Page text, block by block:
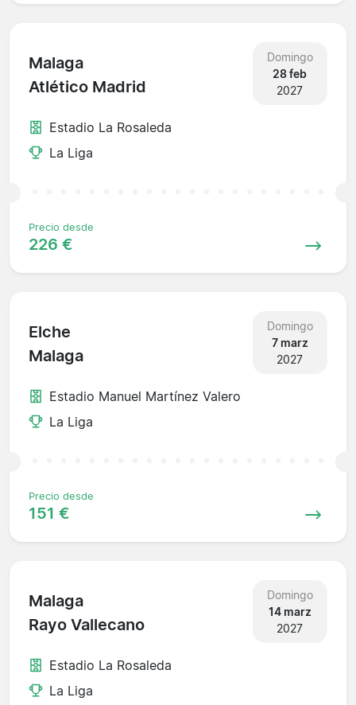
Malaga
Atlético Madrid
Domingo
28 feb
2027
Estadio La Rosaleda
La Liga
Precio desde
226 €
Elche
Malaga
Domingo
7 marz
2027
Estadio Manuel Martínez Valero
La Liga
Precio desde
151 €
Malaga
Rayo Vallecano
Domingo
14 marz
2027
Estadio La Rosaleda
La Liga